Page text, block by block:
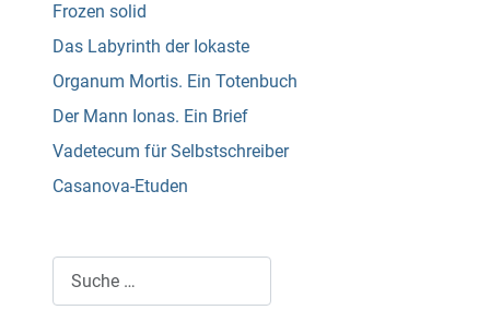
Frozen solid
Das Labyrinth der Iokaste
Organum Mortis. Ein Totenbuch
Der Mann Ionas. Ein Brief
Vadetecum für Selbstschreiber
Casanova-Etuden